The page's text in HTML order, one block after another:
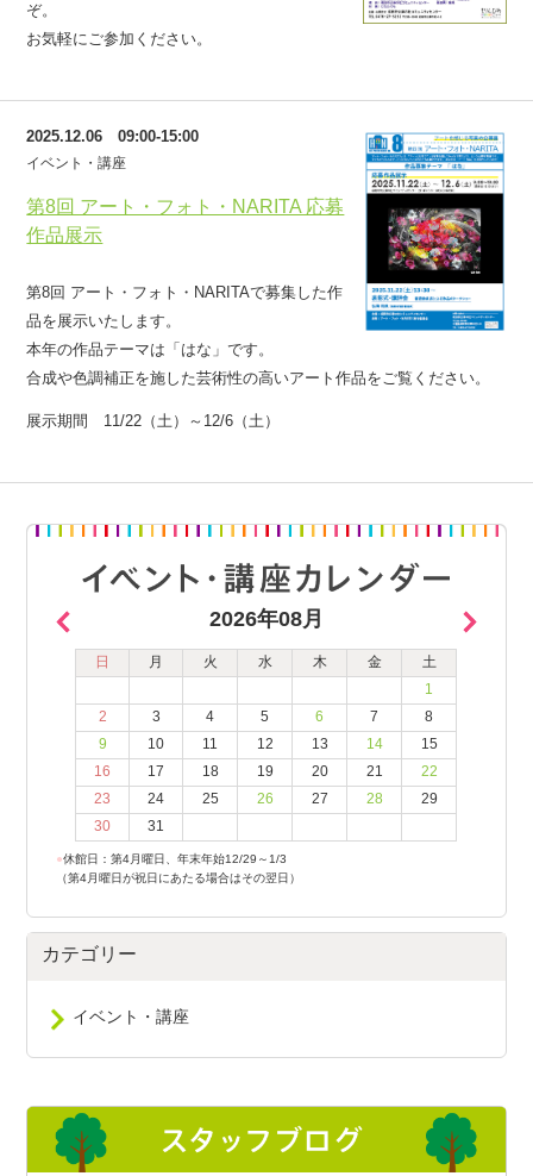
ぞ。
お気軽にご参加ください。
第8回 アート・フォト・NARITA 応募
作品展示
2025.12.06 09:00-15:00
イベント・講座
第8回 アート・フォト・NARITAで募集した作
品を展示いたします。
本年の作品テーマは「はな」です。
合成や色調補正を施した芸術性の高いアート作品をご覧ください。
展示期間 11/22（土）～12/6（土）
2026年08月
日 月 火 水 木 金
土
1
2
3 4 5 6 7
8
9
10 11 12 13 14
15
16
17 18 19 20 21
22
23
24 25 26 27 28
29
30
31
●休館日：第4月曜日、年末年始12/29～1/3
（第4月曜日が祝日にあたる場合はその翌日）
カテゴリー
イベント・講座